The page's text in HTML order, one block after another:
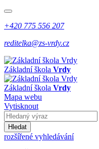
+420 775 556 207
reditelka@zs-vrdy.cz
Základní škola Vrdy
Základní škola Vrdy
Mapa webu
Vytisknout
Hledat
rozšířené vyhledávání